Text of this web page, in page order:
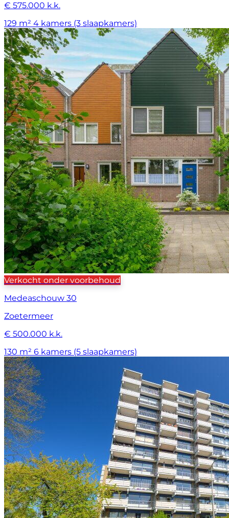
€ 575.000 k.k.
129 m² 4 kamers (3 slaapkamers)
Verkocht onder voorbehoud
Medeaschouw 30
Zoetermeer
€ 500.000 k.k.
130 m² 6 kamers (5 slaapkamers)